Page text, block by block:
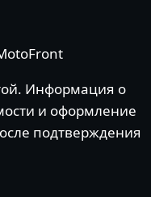
Информация о
и оформление
подтверждения